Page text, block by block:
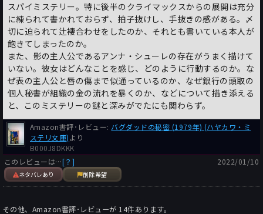
スパイミステリー。特に後半のクライマックスからの展開は充分
に練られて書かれておらず、拍子抜けし、手抜きの感がある。〆
切に迫られて辻褄合わせをしたのか、それとも書いている本人が
飽きてしまったのか。
また、影の主人公であるアンナ・シューレの存在がうまく描けて
いない。彼女はどんなことを感じ、どのように行動するのか。な
ぜ表の主人公と唇の傷まで似通っているのか、なぜ銀行の頭取の
個人秘書が組織の金の流れを暴くのか、などについて描き添える
と、このミステリーの謎と深みがでたにも関わらず。
Amazon書評･レビュー: バグダッドの秘密 (1979年) (ハヤカワ・ミ
ステリ文庫)より
B000J8DKKK
このレビューは…[？]
ネタバレあり 削除希望
2022/01/10
その他、Amazon書評･レビューが14件あります。